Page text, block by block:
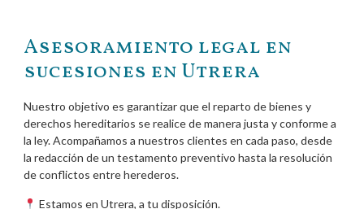
Asesoramiento legal en
sucesiones en Utrera
Nuestro objetivo es garantizar que el reparto de bienes y
derechos hereditarios se realice de manera justa y conforme a
la ley. Acompañamos a nuestros clientes en cada paso, desde
la redacción de un testamento preventivo hasta la resolución
de conflictos entre herederos.
Estamos en Utrera, a tu disposición.